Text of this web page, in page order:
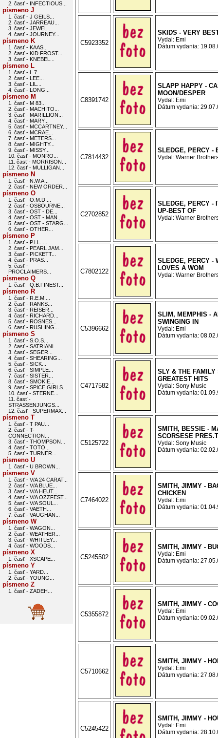
2. časť - INFECTIOUS...
písmeno J
1. časť - J GEILS...
2. časť - JARREAU...
3. časť - JEWEL...
4. časť - JOURNEY...
písmeno K
1. časť - KAAS...
2. časť - KID FROST...
3. časť - KNEBEL...
písmeno L
1. časť - L 7...
2. časť - LEE...
3. časť - LIL...
4. časť - LONG...
písmeno M
1. časť - M 83...
2. časť - MACHITO...
3. časť - MARILLION...
4. časť - MARY...
5. časť - MCCARTNEY...
6. časť - MCRAE...
7. časť - METERS...
8. časť - MIGHTY...
9. časť - MISSY...
10. časť - MONRO...
11. časť - MORRISON...
12. časť - MULLIGAN...
písmeno N
1. časť - N.W.A...
2. časť - NEW ORDER...
písmeno O
1. časť - O.M.D....
2. časť - OSBOURNE...
3. časť - OST - DE...
4. časť - OST - MAN...
5. časť - OST - STARG...
6. časť - OTHER...
písmeno P
1. časť - P.I.L.....
2. časť - PEARL JAM...
3. časť - PICKETT...
4. časť - PRAS...
5. časť -
PROCLAIMERS...
písmeno Q
1. časť - Q.B.FINEST...
písmeno R
1. časť - R.E.M....
2. časť - RANKS...
3. časť - REISER...
4. časť - RICHARD...
5. časť - ROSNES...
6. časť - RUSHING...
písmeno S
1. časť - S.O.S...
2. časť - SATRIANI...
3. časť - SEGER...
4. časť - SHEARING...
5. časť - SICK...
6. časť - SIMPLE...
7. časť - SISTER...
8. časť - SMOKIE...
9. časť - SPICE GIRLS...
10. časť - STERNE...
11. časť -
STRASSENJUNGS...
12. časť - SUPERMAX...
písmeno T
1. časť - T PAU...
2. časť - T-
CONNECTION...
3. časť - THOMPSON...
4. časť - TOTO...
5. časť - TURNER...
písmeno U
1. časť - U BROWN...
písmeno V
1. časť - V/A 24 CARAT...
2. časť - V/A BLUE...
3. časť - V/A HEUT...
4. časť - V/A OZZFEST...
5. časť - V/A SOUL...
6. časť - VAETH...
7. časť - VAUGHAN...
písmeno W
1. časť - WAGON...
2. časť - WEATHER...
3. časť - WHITLEY...
4. časť - WOODS...
písmeno X
1. časť - XSCAPE...
písmeno Y
1. časť - YARD...
2. časť - YOUNG...
písmeno Z
1. časť - ZADEH...
C5923352
SKIDS - VERY
Vydal: Emi
Dátum vydania:
C8391742
SLAPP HAPPY -
MOON/DESPER
Vydal: Emi
Dátum vydania:
C7814432
SLEDGE, PERCY -
Vydal: Warner
C2702852
SLEDGE, PERCY -
UP-BEST OF
Vydal: Warner
C7802122
SLEDGE, PERCY -
LOVES A WOM
Vydal: Warner
C5396662
SLIM, MEMPHIS -
SWINGING IN
Vydal: Emi
Dátum vydania:
C4717582
SLY & THE FAMILY
GREATEST HITS
Vydal: Sony Music
Dátum vydania:
C5125722
SMITH, BESSIE -
SCORSESE PRES.T
Vydal: Sony Music
Dátum vydania:
C7464022
SMITH, JIMMY -
CHICKEN
Vydal: Emi
Dátum vydania:
C5245502
SMITH, JIMMY -
Vydal: Emi
Dátum vydania:
C5355872
SMITH, JIMMY -
Vydal: Emi
Dátum vydania:
C5710662
SMITH, JIMMY -
Vydal: Emi
Dátum vydania:
C5245422
SMITH, JIMMY -
Vydal: Emi
Dátum vydania: